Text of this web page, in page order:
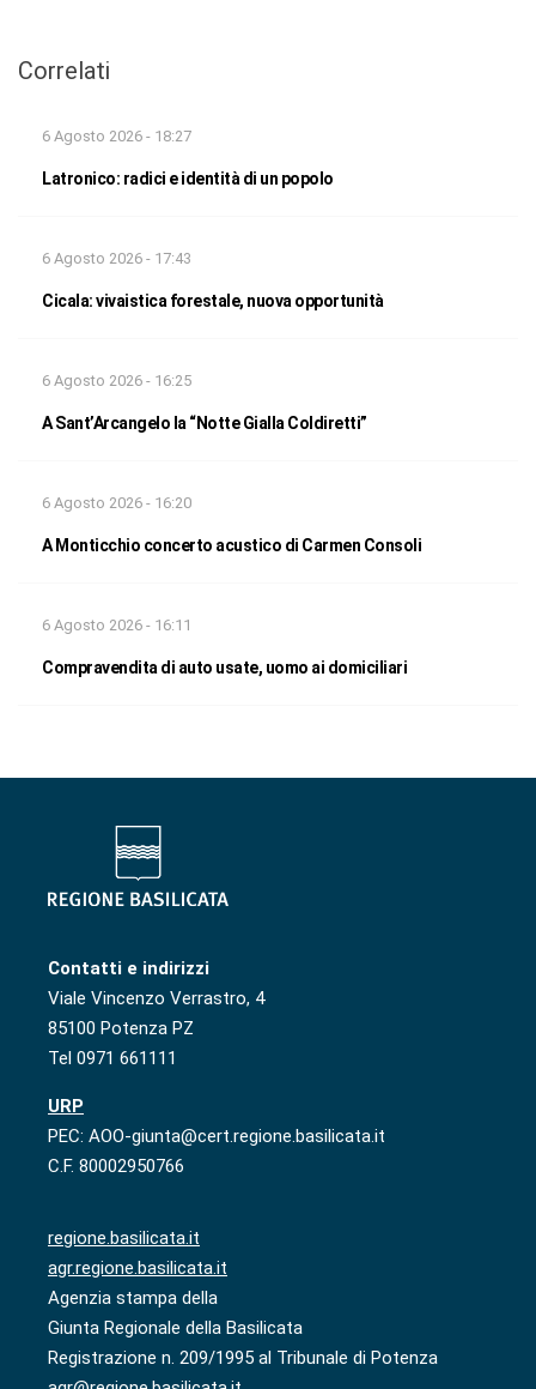
Correlati
6 Agosto 2026 - 18:27
Latronico: radici e identità di un popolo
6 Agosto 2026 - 17:43
Cicala: vivaistica forestale, nuova opportunità
6 Agosto 2026 - 16:25
A Sant’Arcangelo la “Notte Gialla Coldiretti”
6 Agosto 2026 - 16:20
A Monticchio concerto acustico di Carmen Consoli
6 Agosto 2026 - 16:11
Compravendita di auto usate, uomo ai domiciliari
Contatti e indirizzi
Viale Vincenzo Verrastro, 4
85100 Potenza PZ
Tel 0971 661111
URP
PEC: AOO-giunta@cert.regione.basilicata.it
C.F. 80002950766
regione.basilicata.it
agr.regione.basilicata.it
Agenzia stampa della
Giunta Regionale della Basilicata
Registrazione n. 209/1995 al Tribunale di Potenza